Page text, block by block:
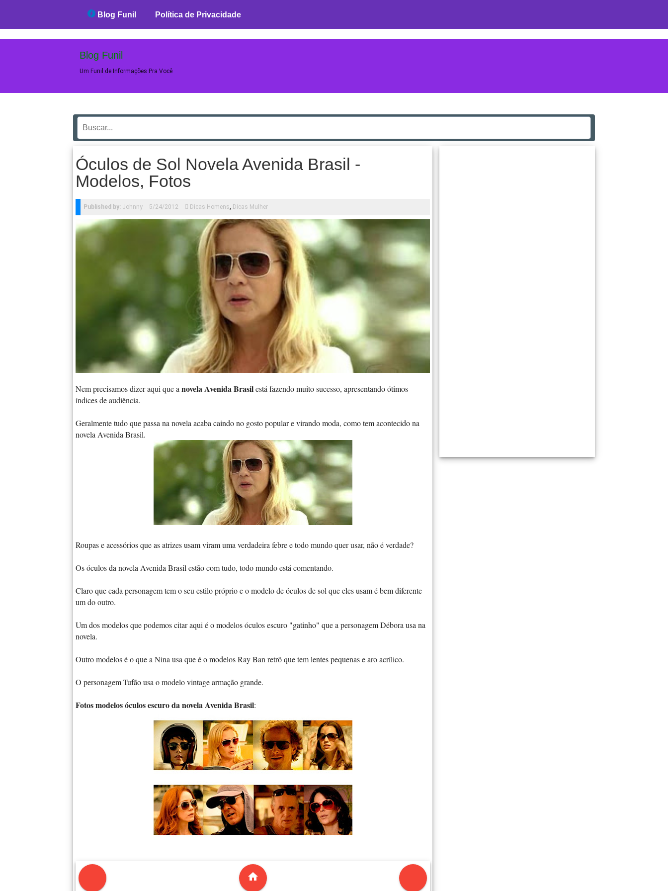
Blog Funil Política de Privacidade
Blog Funil
Um Funil de Informações Pra Você
Óculos de Sol Novela Avenida Brasil -
Modelos, Fotos
Published by: Johnny 5/24/2012 Dicas Homens, Dicas Mulher
Nem precisamos dizer aqui que a novela Avenida Brasilestá fazendo muito sucesso, apresentando ótimos
índices de audiência.
Geralmente tudo que passa na novela acaba caindo no gosto popular e virando moda, como tem acontecido na
novela Avenida Brasil.
Roupas e acessórios que as atrizes usam viram uma verdadeira febre e todo mundo quer usar, não é verdade?
Os óculos da novela Avenida Brasil estão com tudo, todo mundo está comentando.
Claro que cada personagem tem o seu estilo próprio e o modelo de óculos de sol que eles usam é bem diferente
um do outro.
Um dos modelos que podemos citar aqui é o modelos óculos escuro "gatinho" que a personagem Débora usa na
novela.
Outro modelos é o que a Nina usa que é o modelos Ray Ban retrô que tem lentes pequenas e aro acrílico.
O personagem Tufão usa o modelo vintage armação grande.
Fotos modelos óculos escuro da novela Avenida Brasil: